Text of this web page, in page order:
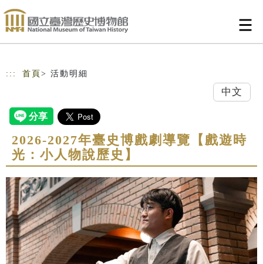
跳到主要內容
網站導覽
::: 首頁 > 活動明細
中文
2026-2027年臺史博戲劇導覽【戲遊時
光：小人物說歷史】